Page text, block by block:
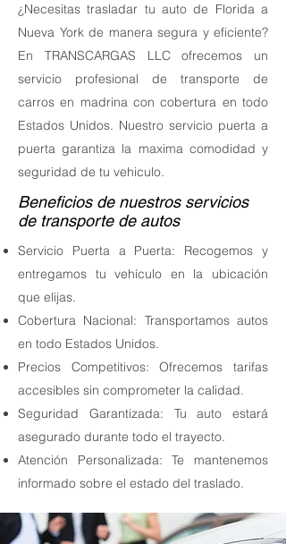
¿Necesitas trasladar tu auto de Florida a
Nueva York de manera segura y eficiente?
En TRANSCARGAS LLC ofrecemos un
servicio profesional de transporte de
carros en madrina con cobertura en todo
Estados Unidos. Nuestro servicio puerta a
puerta garantiza la maxima comodidad y
seguridad de tu vehiculo.
Beneficios de nuestros servicios
de transporte de autos
Servicio Puerta a Puerta: Recogemos y
entregamos tu vehículo en la ubicación
que elijas.
Cobertura Nacional: Transportamos autos
en todo Estados Unidos.
Precios Competitivos: Ofrecemos tarifas
accesibles sin comprometer la calidad.
Seguridad Garantizada: Tu auto estará
asegurado durante todo el trayecto.
Atención Personalizada: Te mantenemos
informado sobre el estado del traslado.